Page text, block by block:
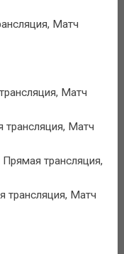
Матч
Матч
Матч
трансляция,
трансляция, Матч